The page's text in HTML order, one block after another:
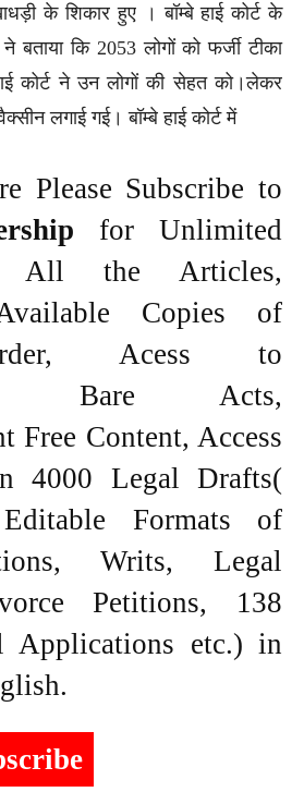
के शिकार हुए । बॉम्बे हाई कोर्ट के
ने बताया कि 2053 लोगों को फर्जी टीका
कोर्ट ने उन लोगों की सेहत को।लेकर
लगाई गई। बॉम्बे हाई कोर्ट में
Please Subscribe to
for Unlimited
All the Articles,
Copies of
Order, Acess to
Bare Acts,
Free Content, Access
4000 Legal Drafts(
Editable Formats of
Writs, Legal
Petitions, 138
Applications etc.) in